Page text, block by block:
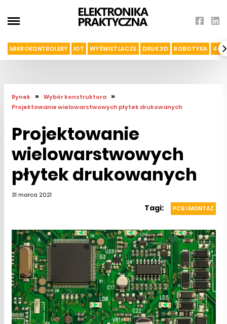
MIKROKONTROLERY IOT WYŚWIETLACZE DRUK 3D ROBOTYKA 4G I
Rynek » Wybór konstruktora »
Projektowanie wielowarstwowych płytek drukowanych
Projektowanie
wielowarstwowych
płytek drukowanych
31 marca 2021
Tagi: PCB I MONTAŻ